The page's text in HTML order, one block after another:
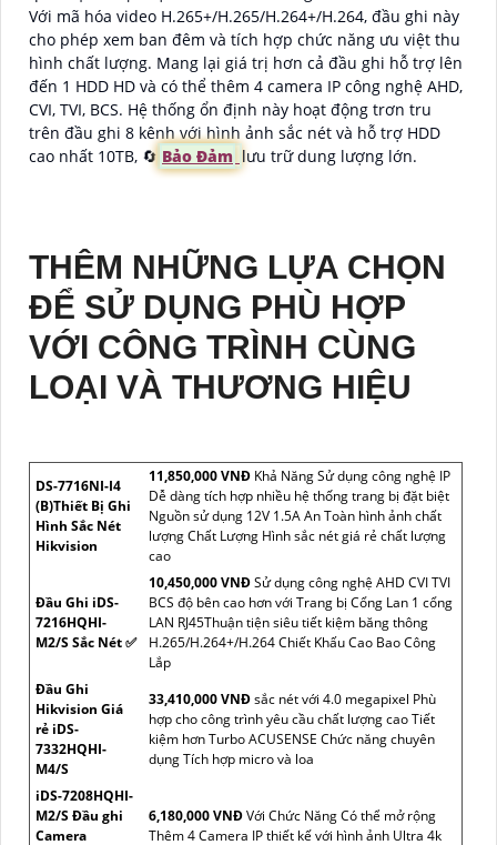
Với mã hóa video H.265+/H.265/H.264+/H.264, đầu ghi này
cho phép xem ban đêm và tích hợp chức năng ưu việt thu
hình chất lượng. Mang lại giá trị hơn cả đầu ghi hỗ trợ lên
đến 1 HDD HD và có thể thêm 4 camera IP công nghệ AHD,
CVI, TVI, BCS. Hệ thống ổn định này hoạt động trơn tru
trên đầu ghi 8 kênh với hình ảnh sắc nét và hỗ trợ HDD
cao nhất 10TB, 🔄 Bảo Đảm lưu trữ dung lượng lớn.
THÊM NHỮNG LỰA CHỌN
ĐỂ SỬ DỤNG PHÙ HỢP
VỚI CÔNG TRÌNH CÙNG
LOẠI VÀ THƯƠNG HIỆU
DS-7716NI-I4
(B)Thiết Bị Ghi
Hình Sắc Nét
Hikvision
11,850,000 VNĐ Khả Năng Sử dụng công nghệ IP
Dễ dàng tích hợp nhiều hệ thống trang bị đặt biệt
Nguồn sử dụng 12V 1.5A An Toàn hình ảnh chất
lượng Chất Lượng Hình sắc nét giá rẻ chất lượng
cao
Đầu Ghi iDS-
7216HQHI-
M2/S Sắc Nét ✅
10,450,000 VNĐSử dụng công nghệ AHD CVI TVI
BCS độ bên cao hơn với Trang bị Cổng Lan 1 cổng
LAN RJ45Thuận tiện siêu tiết kiệm băng thông
H.265/H.264+/H.264 Chiết Khấu Cao Bao Công
Lắp
Đầu Ghi
Hikvision Giá
rẻ iDS-
7332HQHI-
M4/S
33,410,000 VNĐsắc nét với 4.0 megapixel Phù
hợp cho công trình yêu cầu chất lượng cao Tiết
kiệm hơn Turbo ACUSENSE Chức năng chuyên
dụng Tích hợp micro và loa
iDS-7208HQHI-
M2/S Đầu ghi
Camera
6,180,000 VNĐVới Chức Năng Có thể mở rộng
Thêm 4 Camera IP thiết kế với hình ảnh Ultra 4k